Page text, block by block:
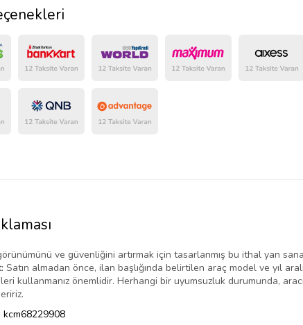
görünümünü ve güvenliğini artırmak için tasarlanmış bu ithal yan
Satın almadan önce, ilan başlığında belirtilen araç model ve yıl
kullanmanız önemlidir. Herhangi bir uyumsuzluk durumunda,
kcm68229908